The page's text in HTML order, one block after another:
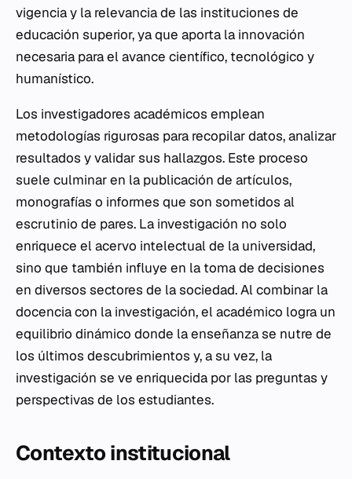
vigencia y la relevancia de las instituciones de
educación superior, ya que aporta la innovación
necesaria para el avance científico, tecnológico y
humanístico.
Los investigadores académicos emplean
metodologías rigurosas para recopilar datos, analizar
resultados y validar sus hallazgos. Este proceso
suele culminar en la publicación de artículos,
monografías o informes que son sometidos al
escrutinio de pares. La investigación no solo
enriquece el acervo intelectual de la universidad,
sino que también influye en la toma de decisiones
en diversos sectores de la sociedad. Al combinar la
docencia con la investigación, el académico logra un
equilibrio dinámico donde la enseñanza se nutre de
los últimos descubrimientos y, a su vez, la
investigación se ve enriquecida por las preguntas y
perspectivas de los estudiantes.
Contexto institucional